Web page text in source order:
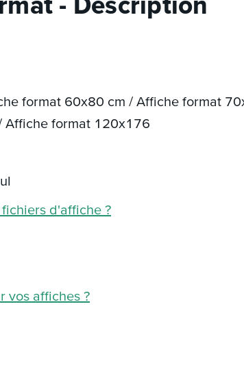
format 60x80 cm / Affiche format
Affiche format 120x176
d'affiche ?
vos affiches ?